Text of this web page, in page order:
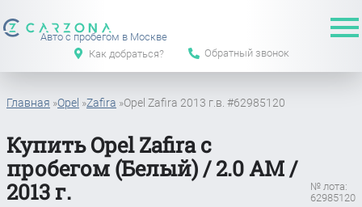
Авто с пробегом в Москве
Как добраться?
Обратный звонок
Главная »Opel »Zafira »Opel Zafira 2013 г.в. #62985120
Купить Opel Zafira с
пробегом (Белый) / 2.0 АМ /
2013 г.
№ лота:
62985120